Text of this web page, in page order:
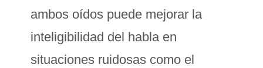
ambos oídos puede mejorar la
inteligibilidad del habla en
situaciones ruidosas como el